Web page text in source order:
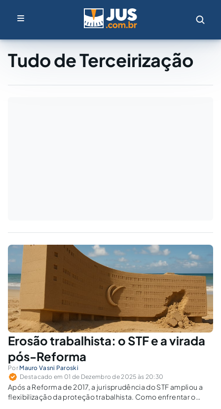
Tudo de Terceirização
Erosão trabalhista: o STF e a virada
pós-Reforma
Por Mauro Vasni Paroski
Destacado em 01 de Dezembro de 2025 às 20:30
Após a Reforma de 2017, a jurisprudência do STF ampliou a
flexibilização da proteção trabalhista. Como enfrentar o